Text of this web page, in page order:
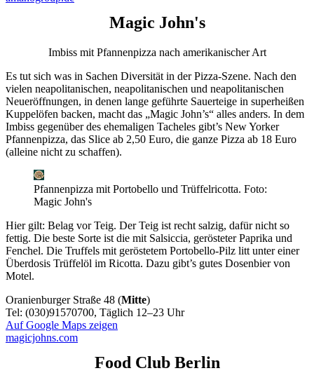
Magic John's
Imbiss mit Pfannenpizza nach amerikanischer Art
Es tut sich was in Sachen Diversität in der Pizza-Szene. Nach den
vielen neapolitanischen, neapolitanischen und neapolitanischen
Neueröffnungen, in denen lange geführte Sauerteige in superheißen
Kuppelöfen backen, macht das „Magic John’s“ alles anders. In dem
Imbiss gegenüber des ehemaligen Tacheles gibt’s New Yorker
Pfannenpizza, das Slice ab 2,50 Euro, die ganze Pizza ab 18 Euro
(alleine nicht zu schaffen).
Pfannenpizza mit Portobello und Trüffelricotta. Foto:
Magic John's
Hier gilt: Belag vor Teig. Der Teig ist recht salzig, dafür nicht so
fettig. Die beste Sorte ist die mit Salsiccia, gerösteter Paprika und
Fenchel. Die Truffels mit geröstetem Portobello-Pilz litt unter einer
Überdosis Trüffelöl im Ricotta. Dazu gibt’s gutes Dosenbier von
Motel.
Oranienburger Straße 48 (Mitte)
Tel: (030)91570700, Täglich 12–23 Uhr
Auf Google Maps zeigen
magicjohns.com
Food Club Berlin